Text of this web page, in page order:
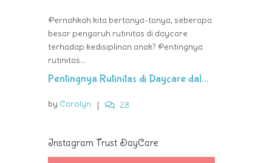
Pernahkah kita bertanya-tanya, seberapa
besar pengaruh rutinitas di daycare
terhadap kedisiplinan anak? Pentingnya
rutinitas...
Pentingnya Rutinitas di Daycare dal...
by Carolyn | 28
Instagram Trust DayCare